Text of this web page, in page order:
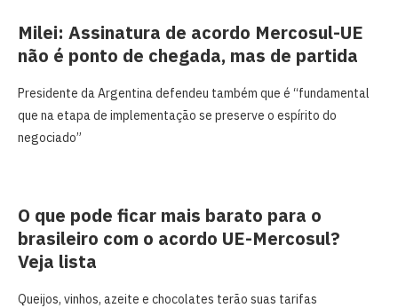
Milei: Assinatura de acordo Mercosul-UE
não é ponto de chegada, mas de partida
Presidente da Argentina defendeu também que é “fundamental
que na etapa de implementação se preserve o espírito do
negociado”
O que pode ficar mais barato para o
brasileiro com o acordo UE-Mercosul?
Veja lista
Queijos, vinhos, azeite e chocolates terão suas tarifas